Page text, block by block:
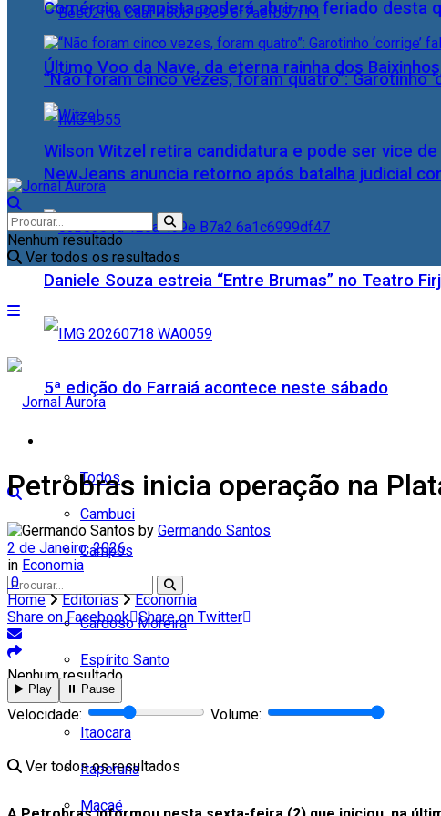
Último Voo da Nave, da eterna rainha dos
NewJeans anuncia retorno após batalha judicial
Daniele Souza estreia “Entre Brumas” no Teatro
5ª edição do Farraiá acontece neste sábado
Todos
Cambuci
Campos
Cardoso Moreira
Espírito Santo
Italva
Itaocara
Itaperuna
Macaé
Comércio campista poderá abrir no feriado desta
“Não foram cinco vezes, foram quatro”: Garotinho
Wilson Witzel retira candidatura e pode ser vice de
Nenhum resultado
Ver todos os resultados
Nenhum resultado
Ver todos os resultados
Petrobras inicia operação na
by Germando Santos
2 de Janeiro, 2026
in Economia
0
Home
Editorias
Economia
Share on Facebook Share on Twitter
▶️ Play ⏸️ Pause
Velocidade: Volume: